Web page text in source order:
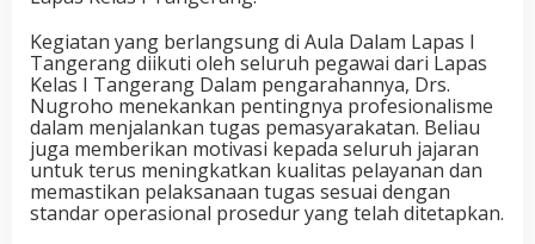
Kegiatan yang berlangsung di Aula Dalam Lapas I
Tangerang diikuti oleh seluruh pegawai dari Lapas
Kelas I Tangerang Dalam pengarahannya, Drs.
Nugroho menekankan pentingnya profesionalisme
dalam menjalankan tugas pemasyarakatan. Beliau
juga memberikan motivasi kepada seluruh jajaran
untuk terus meningkatkan kualitas pelayanan dan
memastikan pelaksanaan tugas sesuai dengan
standar operasional prosedur yang telah ditetapkan.